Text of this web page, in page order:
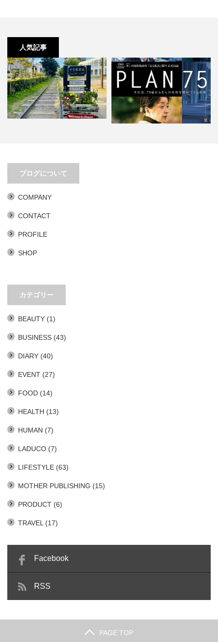
人気記事
ブログについて
COMPANY
CONTACT
PROFILE
SHOP
カテゴリー
BEAUTY (1)
BUSINESS (43)
DIARY (40)
EVENT (27)
FOOD (14)
HEALTH (13)
HUMAN (7)
LADUCO (7)
LIFESTYLE (63)
MOTHER PUBLISHING (15)
PRODUCT (6)
TRAVEL (17)
Facebook
RSS
PAGE TOP